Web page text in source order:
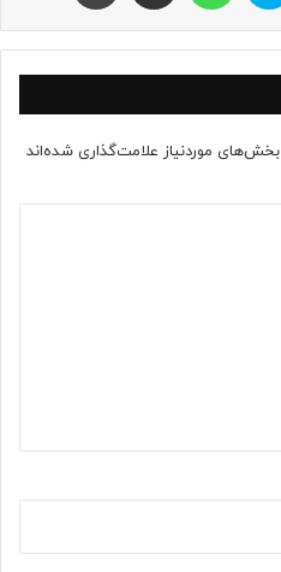
بخش‌های موردنیاز علامت‌گذاری شده‌اند